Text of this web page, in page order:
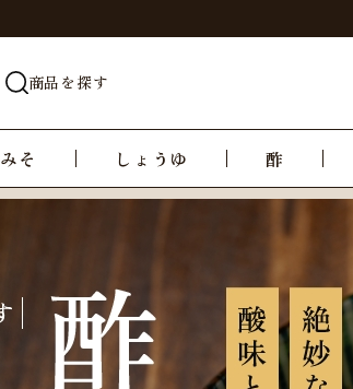
商品を探す
みそ しょうゆ 酢